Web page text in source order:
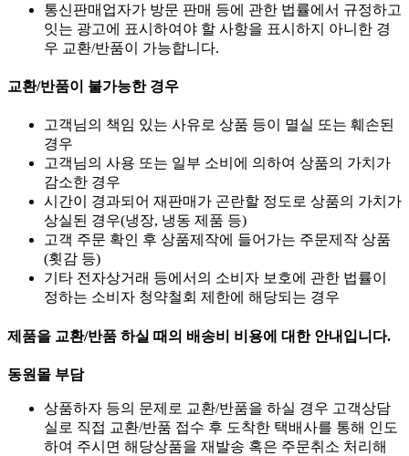
통신판매업자가 방문 판매 등에 관한 법률에서 규정하고
잇는 광고에 표시하여야 할 사항을 표시하지 아니한 경
우 교환/반품이 가능합니다.
교환/반품이 불가능한 경우
고객님의 책임 있는 사유로 상품 등이 멸실 또는 훼손된
경우
고객님의 사용 또는 일부 소비에 의하여 상품의 가치가
감소한 경우
시간이 경과되어 재판매가 곤란할 정도로 상품의 가치가
상실된 경우(냉장, 냉동 제품 등)
고객 주문 확인 후 상품제작에 들어가는 주문제작 상품
(횟감 등)
기타 전자상거래 등에서의 소비자 보호에 관한 법률이
정하는 소비자 청약철회 제한에 해당되는 경우
제품을 교환/반품 하실 때의 배송비 비용에 대한 안내입니다.
동원몰 부담
상품하자 등의 문제로 교환/반품을 하실 경우 고객상담
실로 직접 교환/반품 접수 후 도착한 택배사를 통해 인도
하여 주시면 해당상품을 재발송 혹은 주문취소 처리해